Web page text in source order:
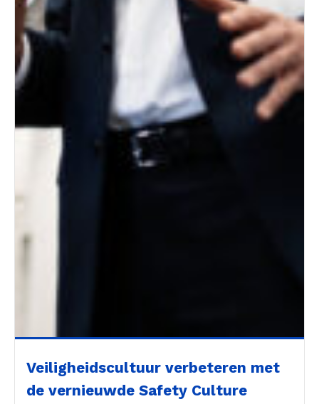
Veiligheidscultuur verbeteren met
de vernieuwde Safety Culture